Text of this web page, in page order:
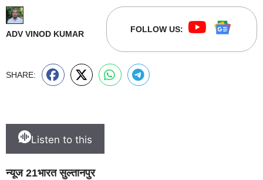
ADV VINOD KUMAR FOLLOW US:
SHARE:
Listen to this
न्यूज 21भारत सुल्तानपुर